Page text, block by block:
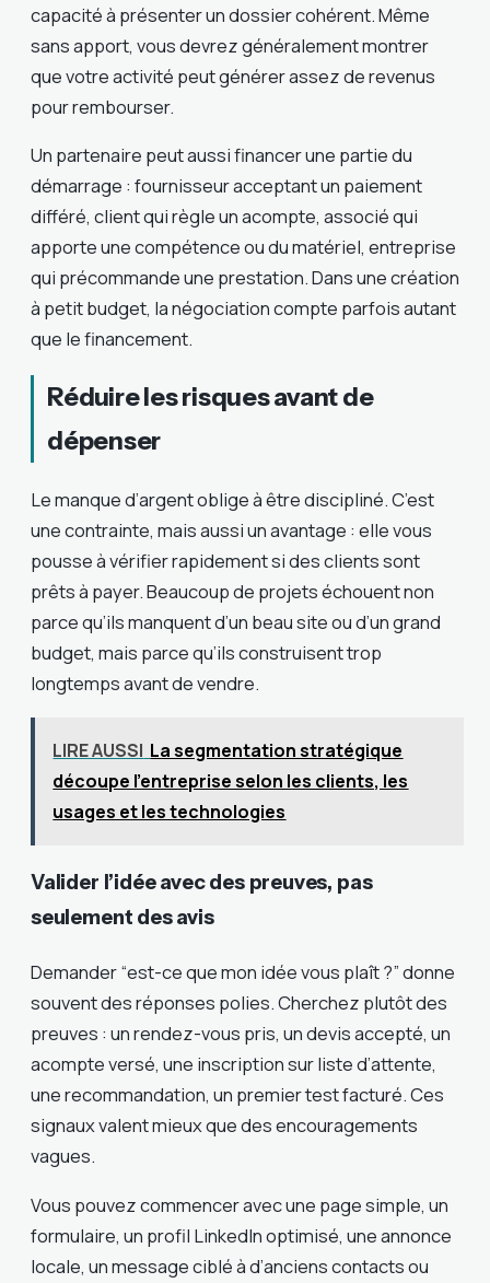
capacité à présenter un dossier cohérent. Même
sans apport, vous devrez généralement montrer
que votre activité peut générer assez de revenus
pour rembourser.
Un partenaire peut aussi financer une partie du
démarrage : fournisseur acceptant un paiement
différé, client qui règle un acompte, associé qui
apporte une compétence ou du matériel, entreprise
qui précommande une prestation. Dans une création
à petit budget, la négociation compte parfois autant
que le financement.
Réduire les risques avant de
dépenser
Le manque d’argent oblige à être discipliné. C’est
une contrainte, mais aussi un avantage : elle vous
pousse à vérifier rapidement si des clients sont
prêts à payer. Beaucoup de projets échouent non
parce qu’ils manquent d’un beau site ou d’un grand
budget, mais parce qu’ils construisent trop
longtemps avant de vendre.
LIRE AUSSI La segmentation stratégique
découpe l’entreprise selon les clients, les
usages et les technologies
Valider l’idée avec des preuves, pas
seulement des avis
Demander “est-ce que mon idée vous plaît ?” donne
souvent des réponses polies. Cherchez plutôt des
preuves : un rendez-vous pris, un devis accepté, un
acompte versé, une inscription sur liste d’attente,
une recommandation, un premier test facturé. Ces
signaux valent mieux que des encouragements
vagues.
Vous pouvez commencer avec une page simple, un
formulaire, un profil LinkedIn optimisé, une annonce
locale, un message ciblé à d’anciens contacts ou